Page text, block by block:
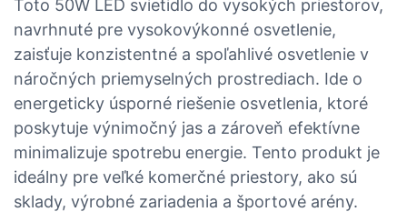
Toto 50W LED svietidlo do vysokých priestorov,
navrhnuté pre vysokovýkonné osvetlenie,
zaisťuje konzistentné a spoľahlivé osvetlenie v
náročných priemyselných prostrediach. Ide o
energeticky úsporné riešenie osvetlenia, ktoré
poskytuje výnimočný jas a zároveň efektívne
minimalizuje spotrebu energie. Tento produkt je
ideálny pre veľké komerčné priestory, ako sú
sklady, výrobné zariadenia a športové arény.